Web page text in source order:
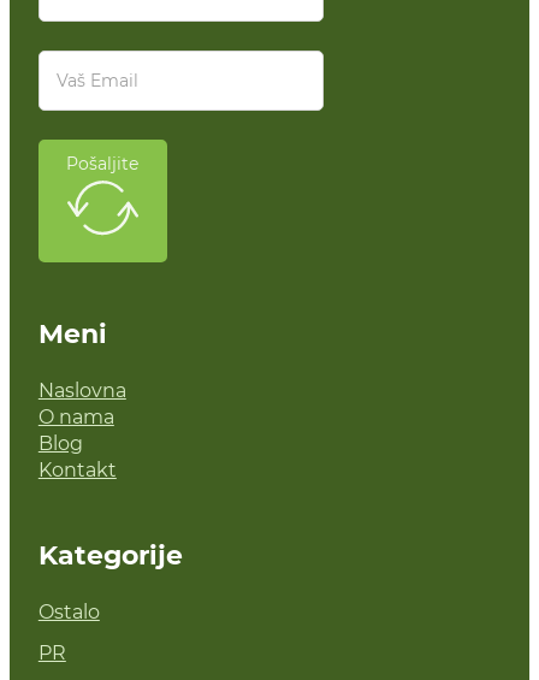
Pošaljite
Meni
Naslovna
O nama
Blog
Kontakt
Kategorije
Ostalo
PR